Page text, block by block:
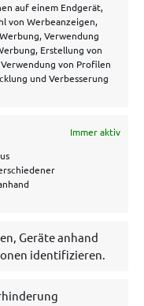
auf einem Endgerät,
von Werbeanzeigen,
Verwendung
Erstellung von
von Profilen
und Verbesserung
Immer aktiv
Geräte anhand
identifizieren.